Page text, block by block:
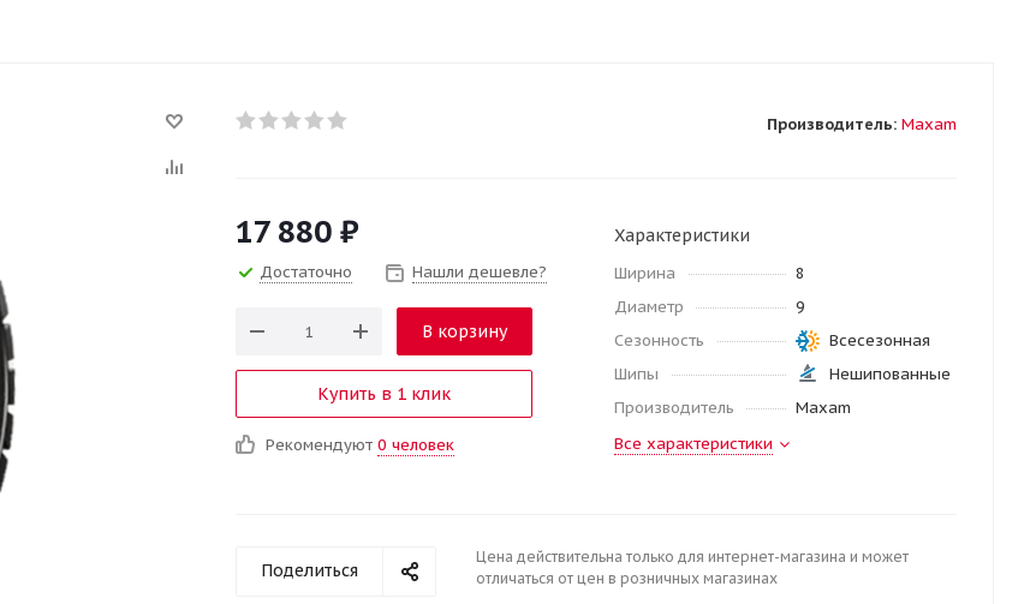
Производитель: Maxam
17 880 ₽
Достаточно Нашли дешевле?
В корзину
Купить в 1 клик
Рекомендуют 0 человек
Характеристики
Ширина
8
Диаметр
9
Сезонность
Всесезонная
Шипы
Нешипованные
Производитель
Maxam
Все характеристики
Поделиться
Цена действительна только для интернет-магазина и может
отличаться от цен в розничных магазинах